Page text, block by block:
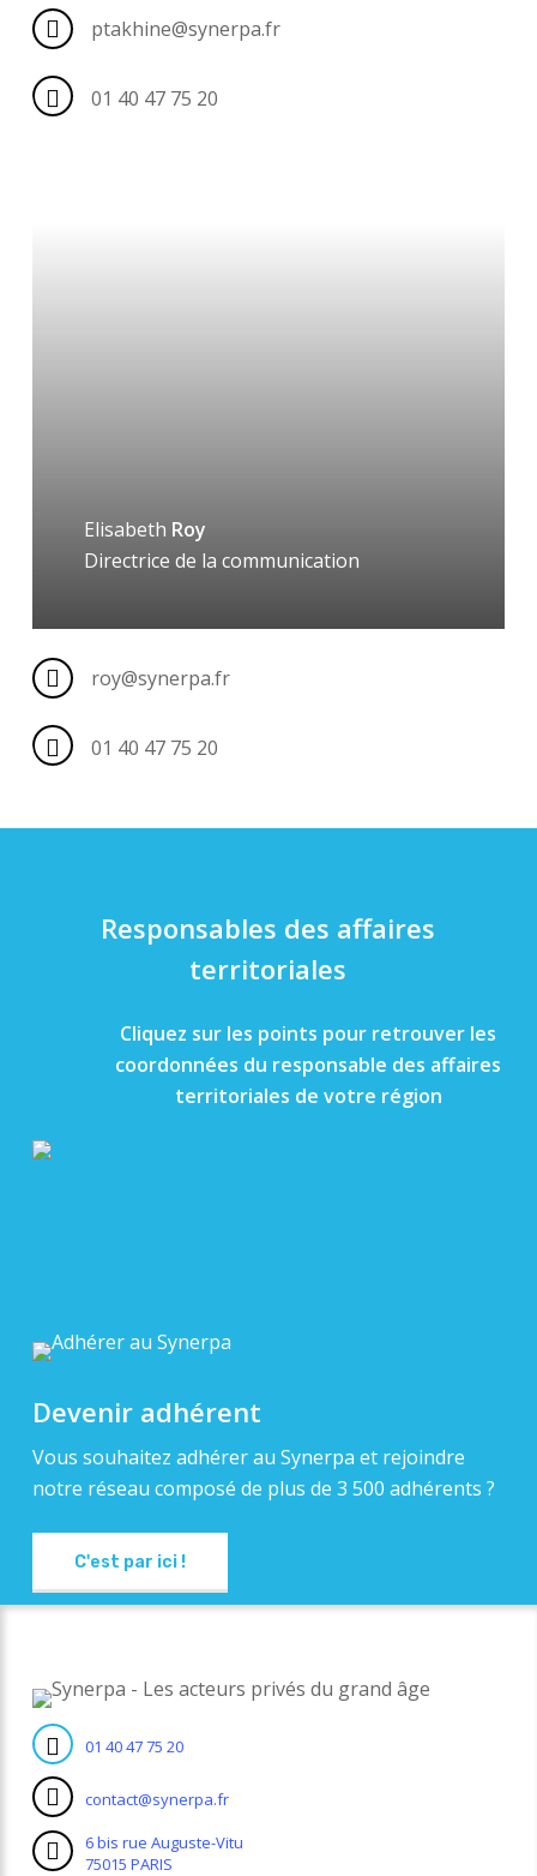
ptakhine@synerpa.fr
01 40 47 75 20
Elisabeth Roy
Directrice de la communication
roy@synerpa.fr
01 40 47 75 20
Responsables des affaires
territoriales
Cliquez sur les points pour retrouver les
coordonnées du responsable des affaires
territoriales de votre région
Devenir adhérent
Vous souhaitez adhérer au Synerpa et rejoindre
notre réseau composé de plus de 3 500 adhérents ?
C'est par ici !
01 40 47 75 20
contact@synerpa.fr
6 bis rue Auguste-Vitu
75015 PARIS